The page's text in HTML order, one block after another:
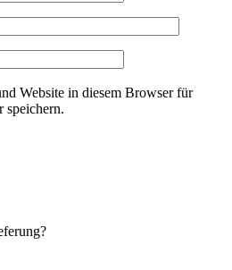
Website in diesem Browser für
speichern.